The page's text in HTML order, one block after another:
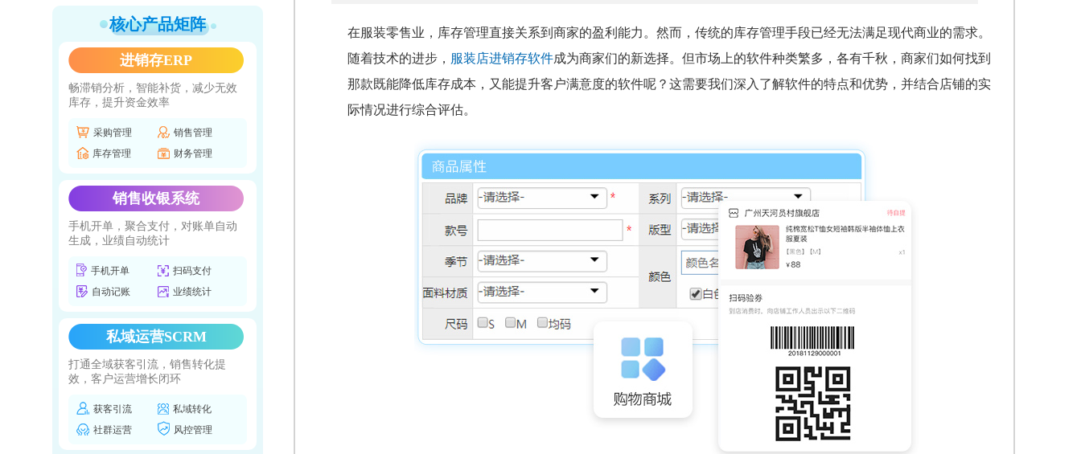
核心产品矩阵
进销存ERP
畅滞销分析，智能补货，减少无效
库存，提升资金效率
采购管理
销售管理
库存管理
财务管理
销售收银系统
手机开单，聚合支付，对账单自动
生成，业绩自动统计
手机开单
扫码支付
自动记账
业绩统计
私域运营SCRM
打通全域获客引流，销售转化提
效，客户运营增长闭环
获客引流
私域转化
社群运营
风控管理
在服装零售业，库存管理直接关系到商家的盈利能力。然而，传统的库存管理手段已经无法满足现代商业的需求。
随着技术的进步， 服装店进销存软件成为商家们的新选择。但市场上的软件种类繁多，各有千秋，商家们如何找到
那款既能降低库存成本，又能提升客户满意度的软件呢？这需要我们深入了解软件的特点和优势，并结合店铺的实
际情况进行综合评估。